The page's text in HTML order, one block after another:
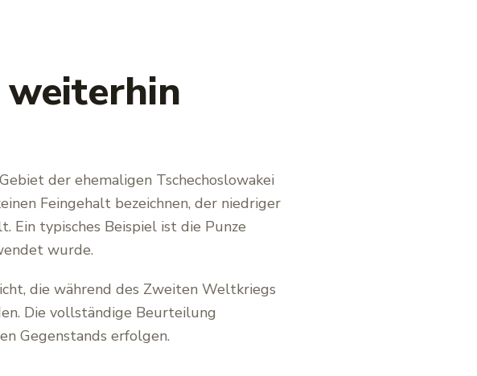
der ehemaligen Tschechoslowakei
Feingehalt bezeichnen, der niedriger
Ein typisches Beispiel ist die Punze
wurde.
die während des Zweiten Weltkriegs
Die vollständige Beurteilung
Gegenstands erfolgen.